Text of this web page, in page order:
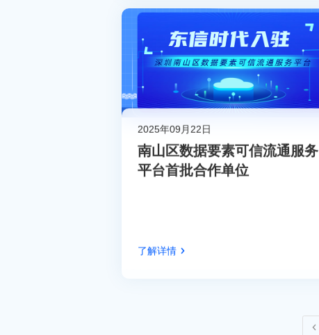
2025年09月22日
南山区数据要素可信流通服务
平台首批合作单位
了解详情